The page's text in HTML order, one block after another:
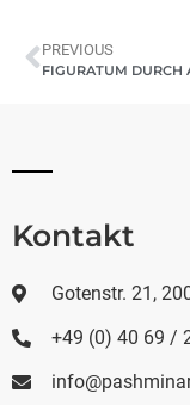
PREVIOUS
Kontakt
Gotenstr. 21,
+49 (0) 40 69 /